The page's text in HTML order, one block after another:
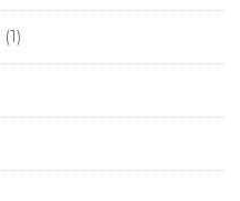
(1)